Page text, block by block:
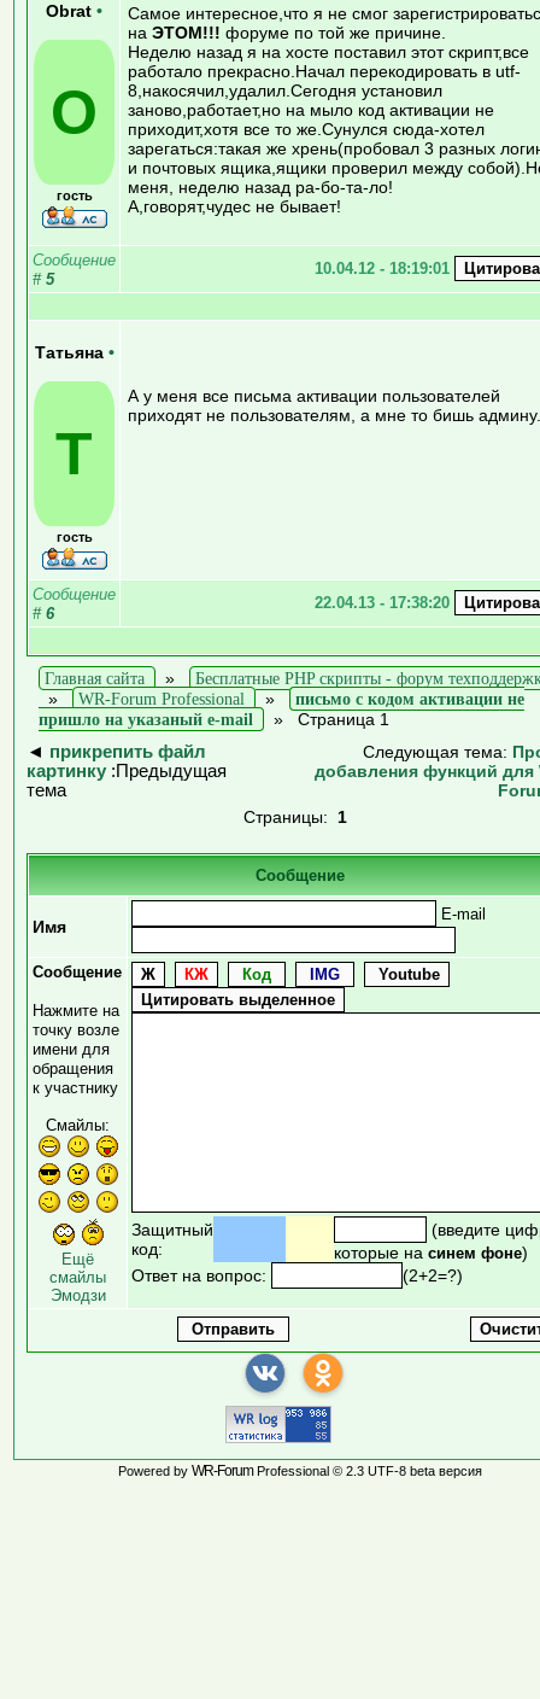
Obrat •
O
гость
Самое интересное,что я не смог
на ЭТОМ!!! форуме по той же причине.
Неделю назад я на хосте поставил этот скрипт,все
работало прекрасно.Начал перекодировать в utf-
8,накосячил,удалил.Сегодня установил
заново,работает,но на мыло код активации не
приходит,хотя все то же.Сунулся сюда-хотел
зарегаться:такая же хрень(пробовал 3 разных
и почтовых ящика,ящики проверил между
меня, неделю назад ра-бо-та-ло!
А,говорят,чудес не бывает!
Сообщение
# 5
10.04.12 - 18:19:01
Татьяна •
Т
гость
А у меня все письма активации пользователей
приходят не пользователям, а мне то бишь админу.
Сообщение
# 6
22.04.13 - 17:38:20
Главная сайта »
Бесплатные PHP скрипты - форум
»
WR-Forum Professional »
письмо с кодом активации не
пришло на указаный e-mail
» Страница 1
◄ прикрепить файл
картинку :Предыдущая
тема
Следующая тема:
добавления функций для
Страницы: 1
Сообщение
Имя
E-mail
Сообщение
Нажмите на
точку возле
имени для
обращения
к участнику
Смайлы:
Ещё
смайлы
Эмодзи
Защитный
код:
(введите
которые на синем фоне)
Ответ на вопрос:
(2+2=?)
Powered by WR-ForumProfessional © 2.3 UTF-8 beta версия